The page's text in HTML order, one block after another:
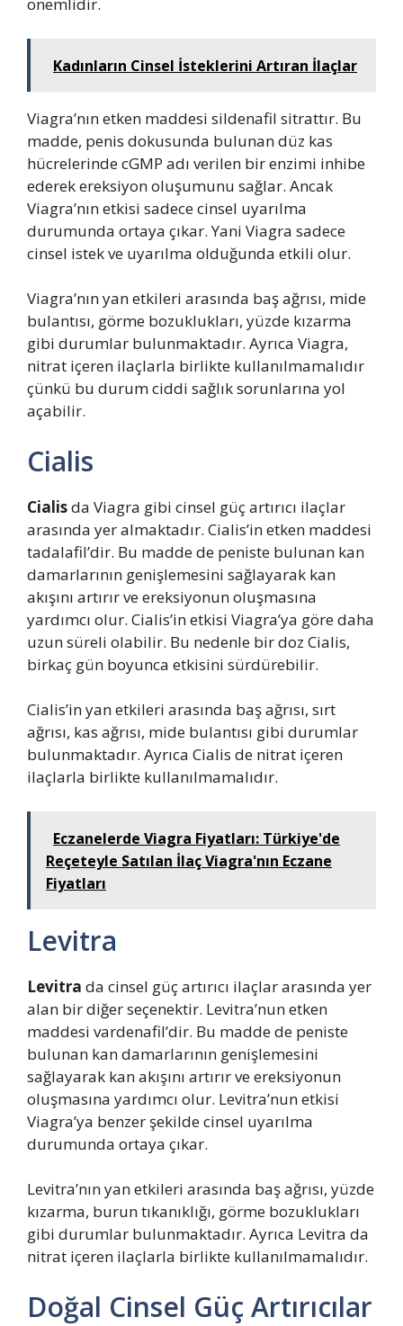
Kadınların Cinsel İsteklerini Artıran İlaçlar
Viagra’nın etken maddesi sildenafil sitrattır. Bu
madde, penis dokusunda bulunan düz kas
hücrelerinde cGMP adı verilen bir enzimi inhibe
ederek ereksiyon oluşumunu sağlar. Ancak
Viagra’nın etkisi sadece cinsel uyarılma
durumunda ortaya çıkar. Yani Viagra sadece
cinsel istek ve uyarılma olduğunda etkili olur.
Viagra’nın yan etkileri arasında baş ağrısı, mide
bulantısı, görme bozuklukları, yüzde kızarma
gibi durumlar bulunmaktadır. Ayrıca Viagra,
nitrat içeren ilaçlarla birlikte kullanılmamalıdır
çünkü bu durum ciddi sağlık sorunlarına yol
açabilir.
Cialis
Cialisda Viagra gibi cinsel güç artırıcı ilaçlar
arasında yer almaktadır. Cialis’in etken maddesi
tadalafil’dir. Bu madde de peniste bulunan kan
damarlarının genişlemesini sağlayarak kan
akışını artırır ve ereksiyonun oluşmasına
yardımcı olur. Cialis’in etkisi Viagra’ya göre daha
uzun süreli olabilir. Bu nedenle bir doz Cialis,
birkaç gün boyunca etkisini sürdürebilir.
Cialis’in yan etkileri arasında baş ağrısı, sırt
ağrısı, kas ağrısı, mide bulantısı gibi durumlar
bulunmaktadır. Ayrıca Cialis de nitrat içeren
ilaçlarla birlikte kullanılmamalıdır.
Eczanelerde Viagra Fiyatları: Türkiye'de
Reçeteyle Satılan İlaç Viagra'nın Eczane
Fiyatları
Levitra
Levitra da cinsel güç artırıcı ilaçlar arasında yer
alan bir diğer seçenektir. Levitra’nun etken
maddesi vardenafil’dir. Bu madde de peniste
bulunan kan damarlarının genişlemesini
sağlayarak kan akışını artırır ve ereksiyonun
oluşmasına yardımcı olur. Levitra’nun etkisi
Viagra’ya benzer şekilde cinsel uyarılma
durumunda ortaya çıkar.
Levitra’nın yan etkileri arasında baş ağrısı, yüzde
kızarma, burun tıkanıklığı, görme bozuklukları
gibi durumlar bulunmaktadır. Ayrıca Levitra da
nitrat içeren ilaçlarla birlikte kullanılmamalıdır.
Doğal Cinsel Güç Artırıcılar